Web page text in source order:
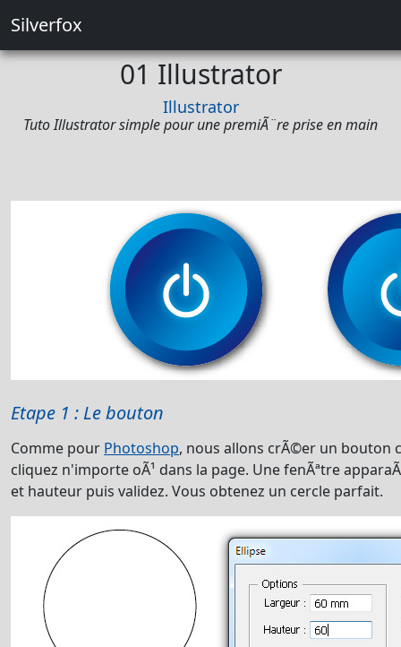
Silverfox
01 Illustrator
Illustrator
Tuto Illustrator simple pour une premiÃ¨re prise en main
Etape 1 : Le bouton
Comme pour Photoshop, nous allons crÃ©er un bouton
cliquez n'importe oÃ¹ dans la page. Une fenÃªtre
et hauteur puis validez. Vous obtenez un cercle parfait.